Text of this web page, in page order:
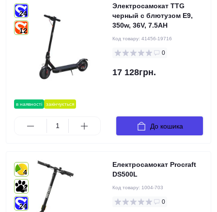
в наявності закінчується
24
12
Электросамокат TTG
черный с блютузом E9,
350w, 36V, 7.5AH
Код товару: 41456-19716
0
17 128грн.
До кошика
4
4
24
Електросамокат Procraft
DS500L
Код товару: 1004-703
0